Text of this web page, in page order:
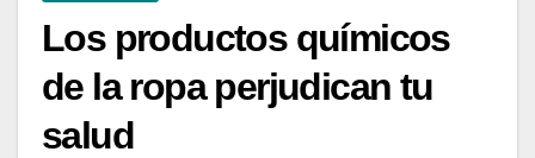
Los productos químicos
de la ropa perjudican tu
salud